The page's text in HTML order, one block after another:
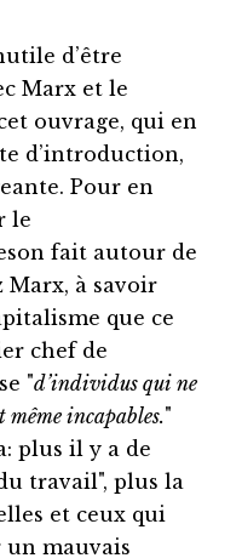
d’être
Marx et le
ouvrage, qui en
d’introduction,
Pour en
le
fait autour de
Marx, à savoir
que ce
chef de
"d’individus qui ne
incapables."
plus il y a de
travail", plus la
et ceux qui
un mauvais